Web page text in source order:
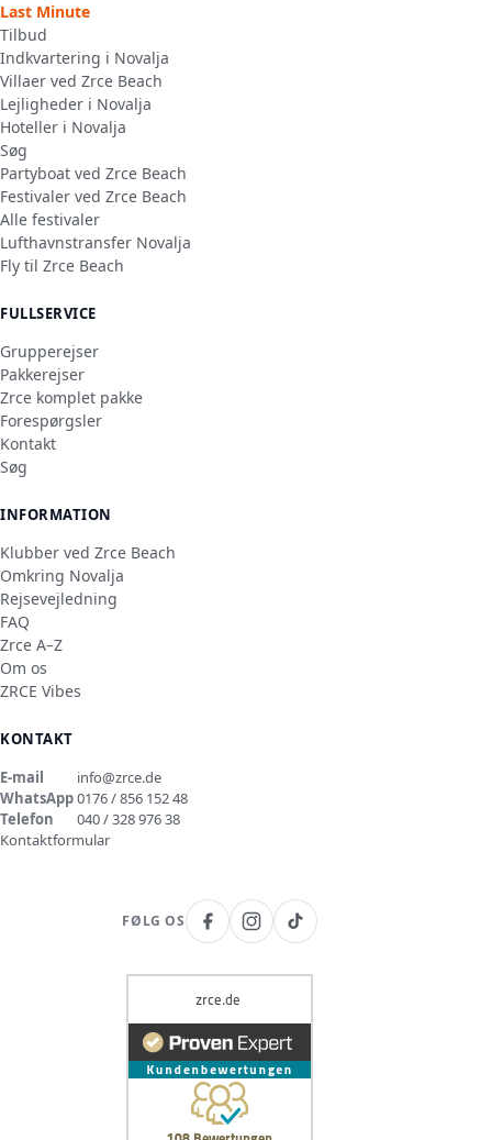
Last Minute
Tilbud
Indkvartering i Novalja
Villaer ved Zrce Beach
Lejligheder i Novalja
Hoteller i Novalja
Søg
Partyboat ved Zrce Beach
Festivaler ved Zrce Beach
Alle festivaler
Lufthavnstransfer Novalja
Fly til Zrce Beach
FULLSERVICE
Grupperejser
Pakkerejser
Zrce komplet pakke
Forespørgsler
Kontakt
Søg
INFORMATION
Klubber ved Zrce Beach
Omkring Novalja
Rejsevejledning
FAQ
Zrce A–Z
Om os
ZRCE Vibes
KONTAKT
E-mail
info@zrce.de
WhatsApp0176 / 856 152 48
Telefon
040 / 328 976 38
Kontaktformular
FØLG OS